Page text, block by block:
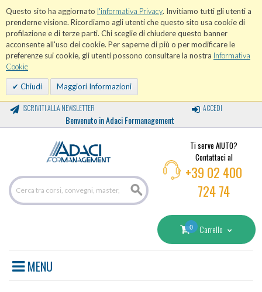
Questo sito ha aggiornato l'informativa Privacy. Invitiamo tutti gli utenti a
prenderne visione. Ricordiamo agli utenti che questo sito usa cookie di
profilazione e di terze parti. Chi sceglie di chiudere questo banner
acconsente all'uso dei cookie. Per saperne di più o per modificare le
preferenze sui cookie, gli utenti possono consultare la nostra Informativa
Cookie
Chiudi Maggiori Informazioni
ISCRIVITI ALLA NEWSLETTER
Benvenuto in Adaci Formanagement
ACCEDI
Ti serve AIUTO?
Contattaci al
+39 02 400
724 74
0 Carrello
MENU